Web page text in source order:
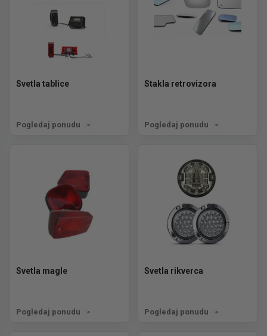
Svetla tablice
Pogledaj ponudu
Stakla retrovizora
Pogledaj ponudu
Svetla magle
Pogledaj ponudu
Svetla rikverca
Pogledaj ponudu